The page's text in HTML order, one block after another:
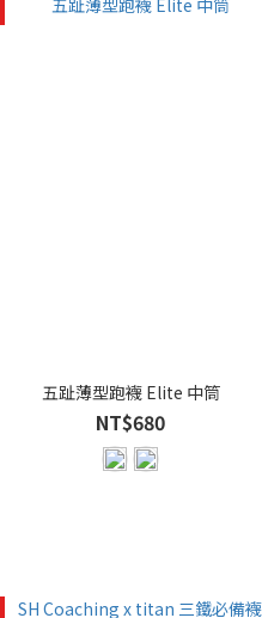
五趾薄型跑襪 Elite 中筒
NT$680